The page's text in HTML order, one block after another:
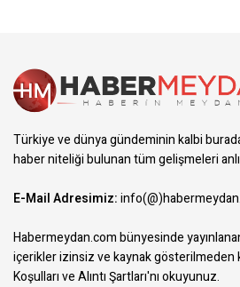
Türkiye ve dünya gündeminin kalbi
haber niteliği bulunan tüm gelişmeleri
E-Mail Adresimiz:
Habermeydan.com bünyesinde
içerikler izinsiz ve kaynak gösterilmeden
Koşulları ve Alıntı Şartları'nı okuyunuz.